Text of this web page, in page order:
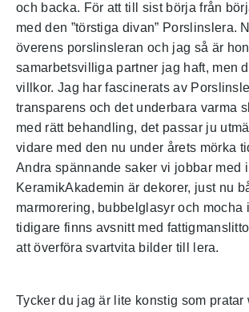
och backa. För att till sist börja från
med den ”törstiga divan” Porslinslera.
överens porslinsleran och jag så är
samarbetsvilliga partner jag haft, men
villkor. Jag har fascinerats av
transparens och det underbara varma
med rätt behandling, det passar ju
vidare med den nu under årets mörka
Andra spännande saker vi jobbar med i
KeramikAkademin är dekorer, just nu
marmorering, bubbelglasyr och mocha
tidigare finns avsnitt med
att överföra svartvita bilder till lera.
Tycker du jag är lite konstig som pratar